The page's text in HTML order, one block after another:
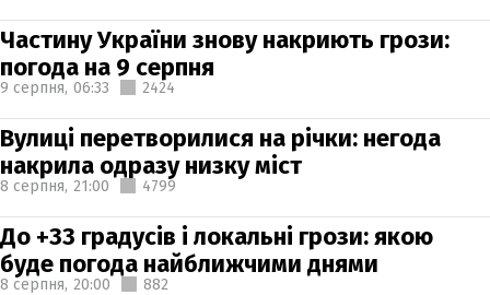
Частину України знову накриють грози:
погода на 9 серпня
9 серпня, 06:33 2424
Вулиці перетворилися на річки: негода
накрила одразу низку міст
8 серпня, 21:00 4799
До +33 градусів і локальні грози: якою
буде погода найближчими днями
8 серпня, 20:00 882